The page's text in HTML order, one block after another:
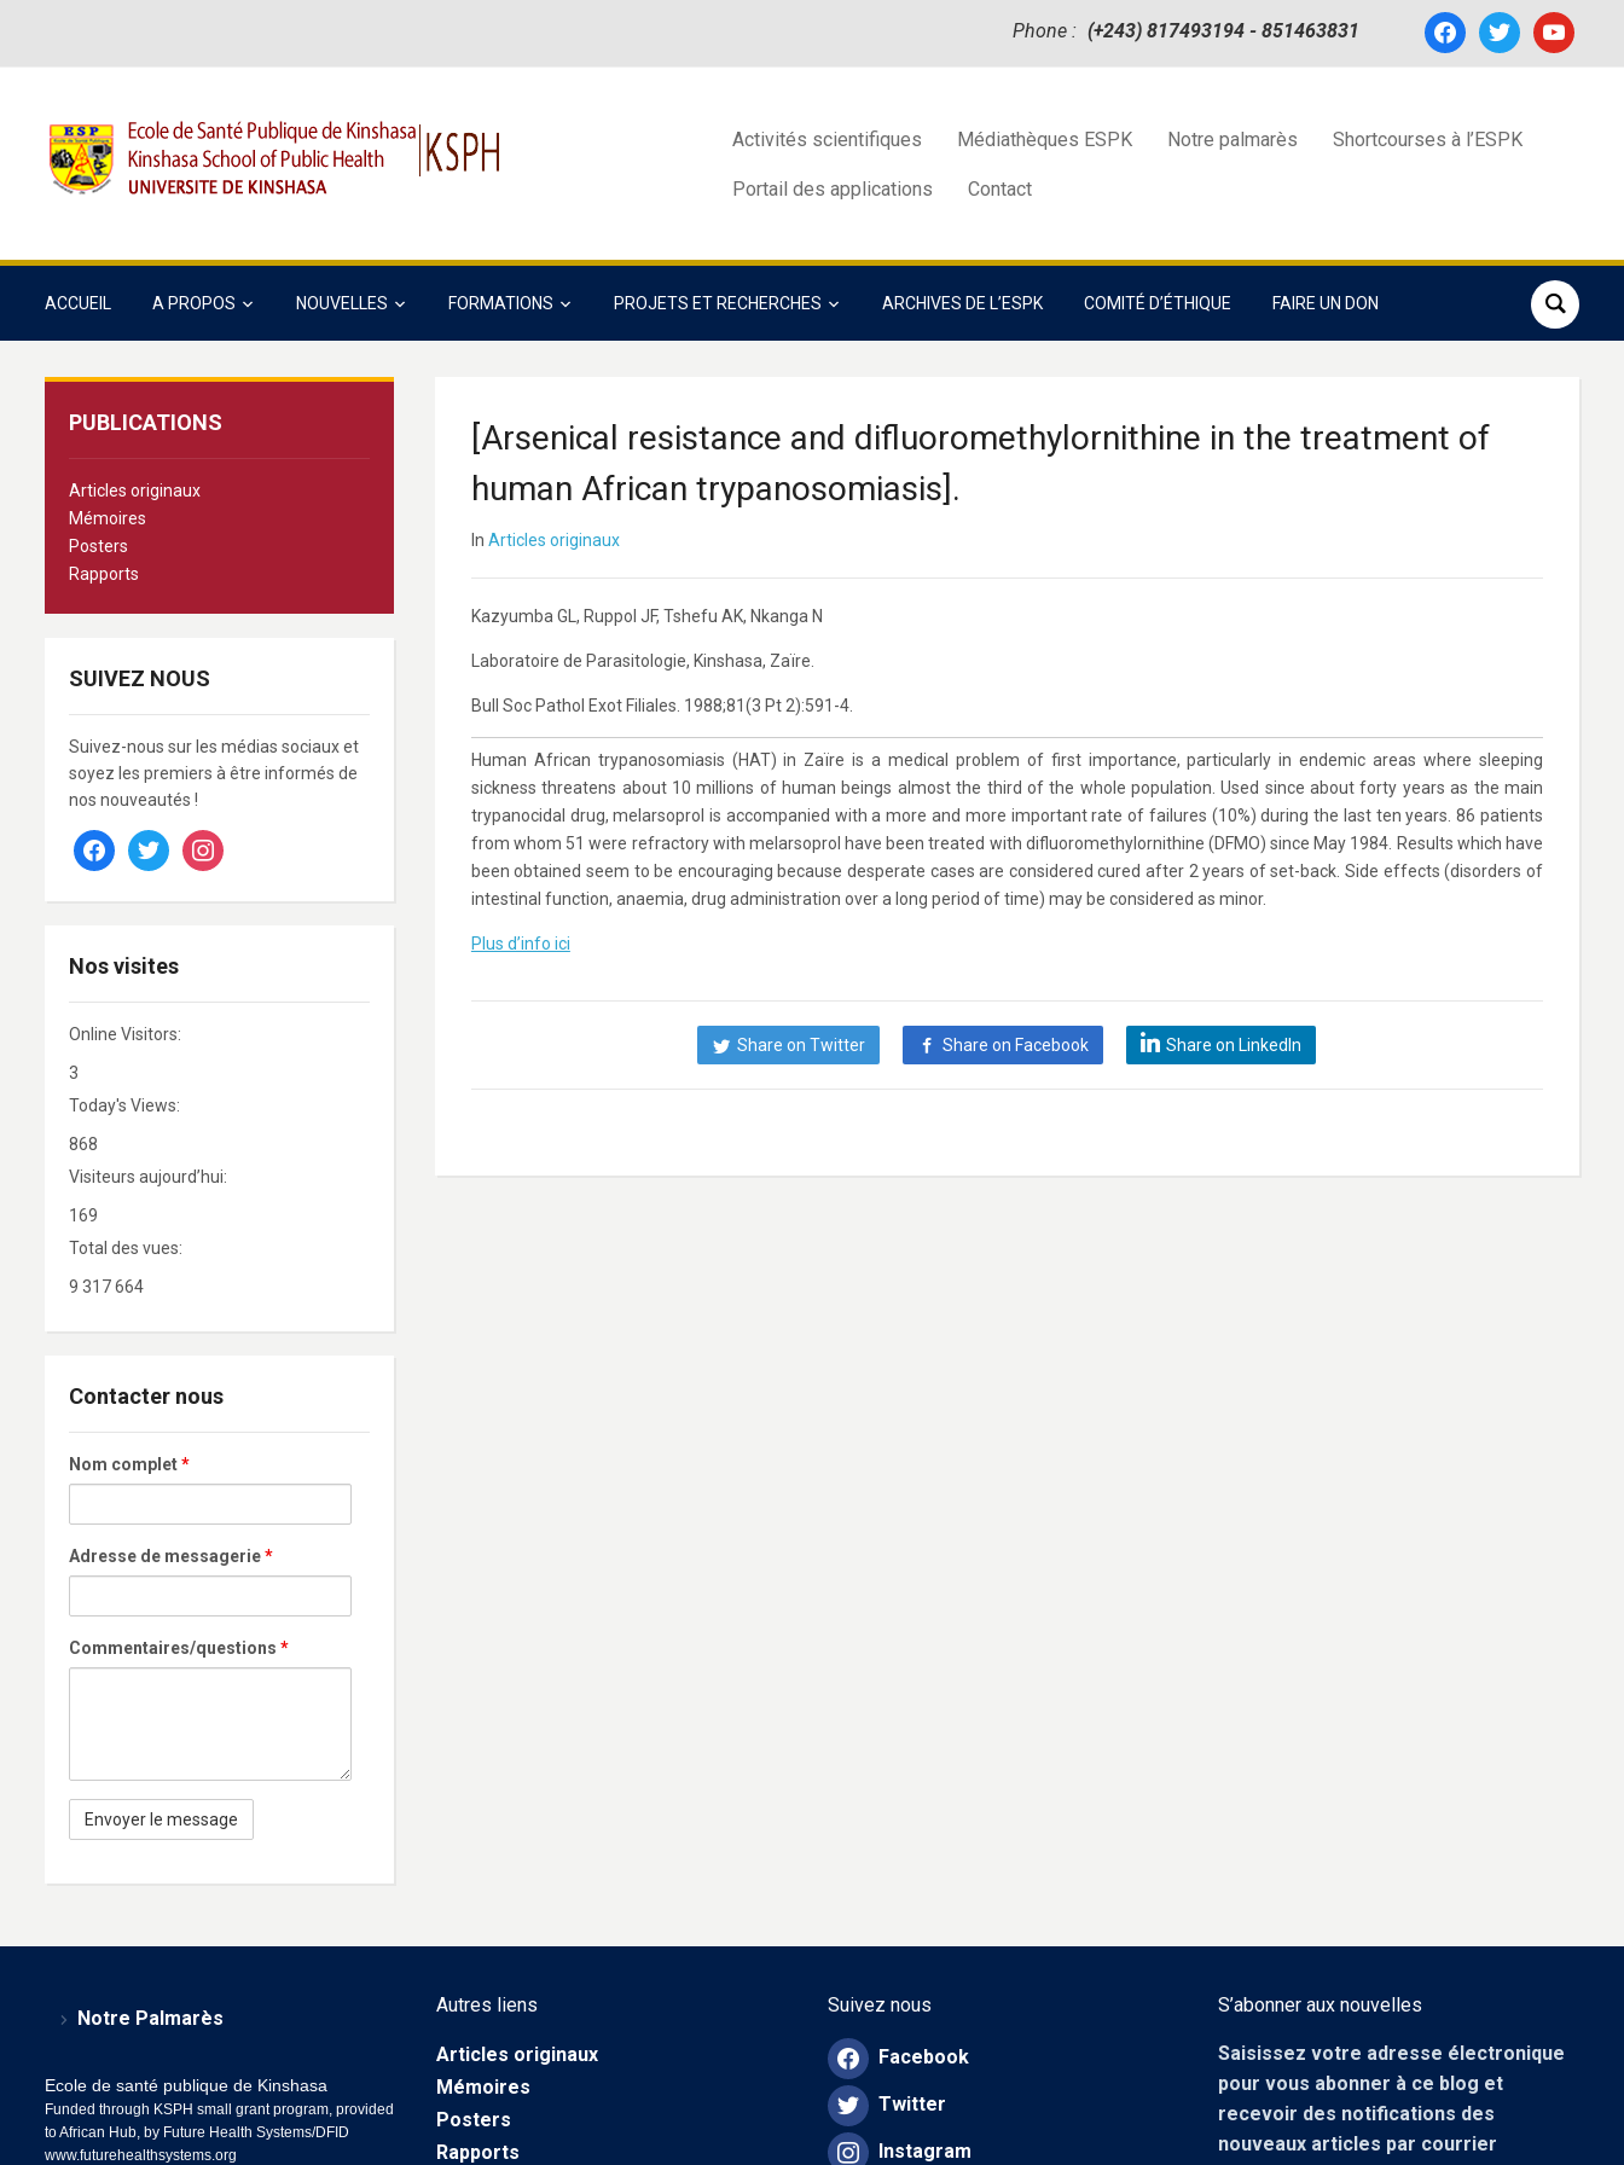
facebooktwitter youtube
Phone : (+243) 817493194 - 851463831
Activités scientifiques Médiathèques ESPK Notre palmarès Shortcourses à l’ESPK
Portail des applications Contact
ACCUEIL A PROPOS NOUVELLES FORMATIONS PROJETS ET RECHERCHES ARCHIVES DE L’ESPK COMITÉ D’ÉTHIQUE FAIRE UN DON
PUBLICATIONS
Articles originaux
Mémoires
Posters
Rapports
SUIVEZ NOUS
Suivez-nous sur les médias sociaux et
soyez les premiers à être informés de
nos nouveautés !
facebooktwitter instagram
Nos visites
Online Visitors:
3
Today's Views:
868
Visiteurs aujourd’hui:
169
Total des vues:
9 317 664
Contacter nous
Nom complet*
Adresse de messagerie*
Commentaires/questions *
[Arsenical resistance and difluoromethylornithine in the treatment of
human African trypanosomiasis].
In Articles originaux
Kazyumba GL, Ruppol JF, Tshefu AK, Nkanga N
Laboratoire de Parasitologie, Kinshasa, Zaïre.
Bull Soc Pathol Exot Filiales. 1988;81(3 Pt 2):591-4.
Human African trypanosomiasis (HAT) in Zaïre is a medical problem of first importance, particularly in endemic areas where sleeping
sickness threatens about 10 millions of human beings almost the third of the whole population. Used since about forty years as the main
trypanocidal drug, melarsoprol is accompanied with a more and more important rate of failures (10%) during the last ten years. 86 patients
from whom 51 were refractory with melarsoprol have been treated with difluoromethylornithine (DFMO) since May 1984. Results which have
been obtained seem to be encouraging because desperate cases are considered cured after 2 years of set-back. Side effects (disorders of
intestinal function, anaemia, drug administration over a long period of time) may be considered as minor.
Plus d’info ici
Share on Twitter Share on Facebook Share on LinkedIn
Notre Palmarès
Ecole de santé publique de Kinshasa
Funded through KSPH small grant program, provided
to African Hub, by Future Health Systems/DFID
www.futurehealthsystems.org
Autres liens
Articles originaux
Mémoires
Posters
Rapports
Suivez nous
Facebook
Twitter
Instagram
S’abonner aux nouvelles
Saisissez votre adresse électronique
pour vous abonner à ce blog et
recevoir des notifications des
nouveaux articles par courrier